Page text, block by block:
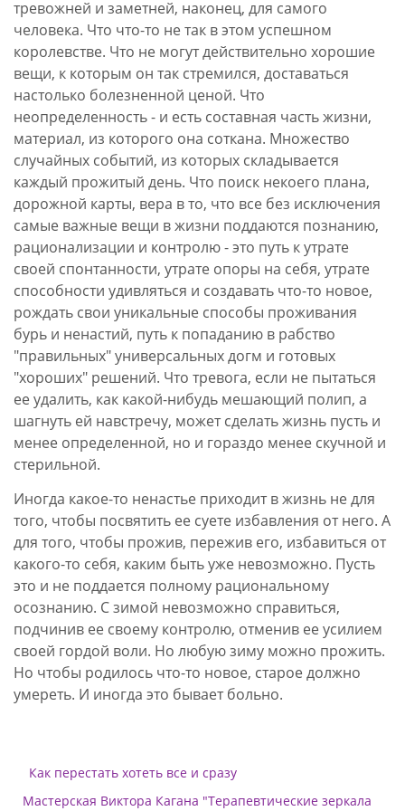
тревожней и заметней, наконец, для самого
человека. Что что-то не так в этом успешном
королевстве. Что не могут действительно хорошие
вещи, к которым он так стремился, доставаться
настолько болезненной ценой. Что
неопределенность - и есть составная часть жизни,
материал, из которого она соткана. Множество
случайных событий, из которых складывается
каждый прожитый день. Что поиск некоего плана,
дорожной карты, вера в то, что все без исключения
самые важные вещи в жизни поддаются познанию,
рационализации и контролю - это путь к утрате
своей спонтанности, утрате опоры на себя, утрате
способности удивляться и создавать что-то новое,
рождать свои уникальные способы проживания
бурь и ненастий, путь к попаданию в рабство
"правильных" универсальных догм и готовых
"хороших" решений. Что тревога, если не пытаться
ее удалить, как какой-нибудь мешающий полип, а
шагнуть ей навстречу, может сделать жизнь пусть и
менее определенной, но и гораздо менее скучной и
стерильной.
Иногда какое-то ненастье приходит в жизнь не для
того, чтобы посвятить ее суете избавления от него. А
для того, чтобы прожив, пережив его, избавиться от
какого-то себя, каким быть уже невозможно. Пусть
это и не поддается полному рациональному
осознанию. С зимой невозможно справиться,
подчинив ее своему контролю, отменив ее усилием
своей гордой воли. Но любую зиму можно прожить.
Но чтобы родилось что-то новое, старое должно
умереть. И иногда это бывает больно.
Как перестать хотеть все и сразу
Мастерская Виктора Кагана "Терапевтические зеркала